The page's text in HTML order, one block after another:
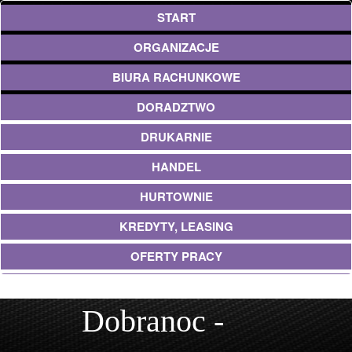
START
ORGANIZACJE
BIURA RACHUNKOWE
DORADZTWO
DRUKARNIE
HANDEL
HURTOWNIE
KREDYTY, LEASING
OFERTY PRACY
BANKI, PRZELEWY, WALUTY, KANTORY
USŁUGI BUDOWLANE
Dobranoc -